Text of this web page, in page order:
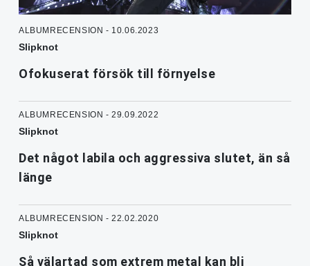
ALBUMRECENSION - 10.06.2023
Slipknot
Ofokuserat försök till förnyelse
ALBUMRECENSION - 29.09.2022
Slipknot
Det något labila och aggressiva slutet, än så
länge
ALBUMRECENSION - 22.02.2020
Slipknot
Så välartad som extrem metal kan bli